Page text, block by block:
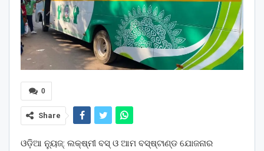
0
Share
ଓଡ଼ିଆ ନ୍ୟୁଜ୍: ଲକ୍ଷ୍ମୀ ବସ୍‌ ଓ ଆମ ବସ୍‌ଷ୍ଟାଣ୍ଡ ଯୋଜନାର